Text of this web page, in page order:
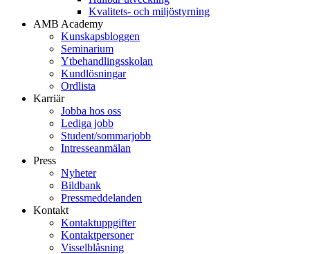
Kvalitets- och miljöstyrning
AMB Academy
Kunskapsbloggen
Seminarium
Ytbehandlingsskolan
Kundlösningar
Ordlista
Karriär
Jobba hos oss
Lediga jobb
Student/sommarjobb
Intresseanmälan
Press
Nyheter
Bildbank
Pressmeddelanden
Kontakt
Kontaktuppgifter
Kontaktpersoner
Visselblåsning